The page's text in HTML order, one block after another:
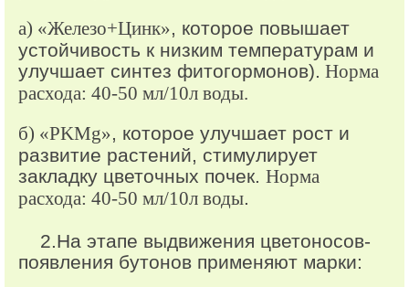
а) «Железо+Цинк» , которое повышает
устойчивость к низким температурам и
улучшает синтез фитогормонов). Норма
расхода: 40-50 мл/10л воды.
б) «PKМg» , которое улучшает рост и
развитие растений, стимулирует
закладку цветочных почек. Норма
расхода: 40-50 мл/10л воды
2.На этапе выдвижения цветоносов-
появления бутонов применяют марки: